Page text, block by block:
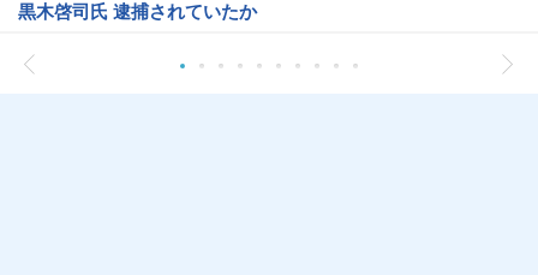
黒木啓司氏 逮捕されていたか